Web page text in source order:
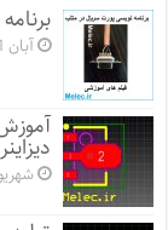
آبان 21, 1395
دیزاینر
شهریور